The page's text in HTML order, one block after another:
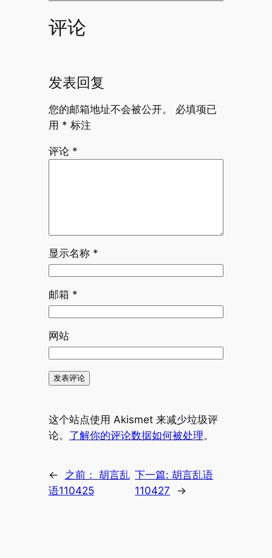
评论
发表回复
您的邮箱地址不会被公开。
必填项已
用 * 标注
评论 *
显示名称 *
邮箱 *
网站
这个站点使用 Akismet 来减少垃圾评
论。 了解你的评论数据如何被处理。
← 之前： 胡言乱
语110425
下一篇:胡言乱语
110427
→